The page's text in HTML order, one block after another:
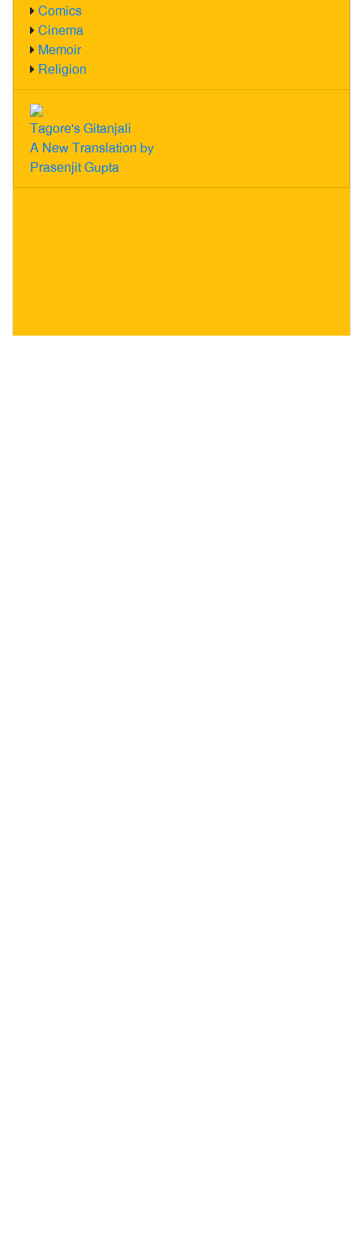
Comics
Cinema
Memoir
Religion
Tagore's Gitanjali
A New Translation by
Prasenjit Gupta